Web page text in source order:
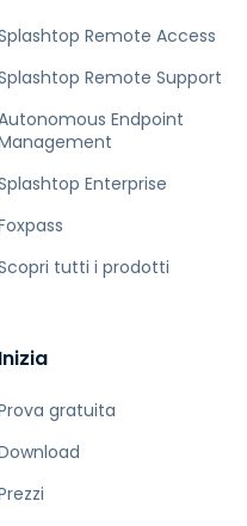
Remote Access
Remote Support
Endpoint
Enterprise
tutti i prodotti
Inizia
gratuita